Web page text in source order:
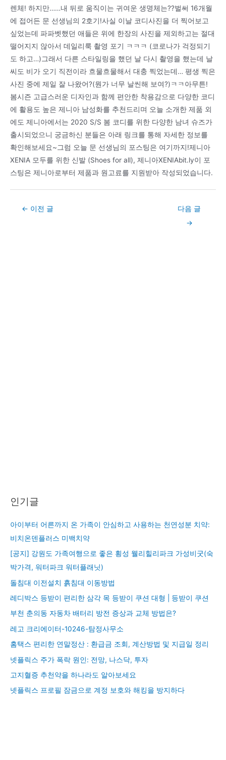
렌체! 하지만……내 뒤로 움직이는 귀여운 생명체는??벌써 16개월
에 접어든 문 선생님의 2호기!사실 이날 코디사진을 더 찍어보고
싶었는데 파파벳했던 애들은 위에 한장의 사진을 제외하고는 절대
떨어지지 않아서 데일리룩 촬영 포기 ㅋㅋㅋ (코로나가 걱정되기
도 하고…)그래서 다른 스타일링을 했던 날 다시 촬영을 했는데 날
씨도 비가 오기 직전이라 흐물흐물해서 대충 찍었는데… 평생 찍은
사진 중에 제일 잘 나왔어?(뭔가 너무 날씬해 보여?)ㅋㅋ아무튼!
봄시즌 고급스러운 디자인과 함께 편안한 착용감으로 다양한 코디
에 활용도 높은 제니아 남성화를 추천드리며 오늘 소개한 제품 외
에도 제니아에서는 2020 S/S 봄 코디를 위한 다양한 남녀 슈즈가
출시되었으니 궁금하신 분들은 아래 링크를 통해 자세한 정보를
확인해보세요~그럼 오늘 문 선생님의 포스팅은 여기까지!제니아
XENIA 모두를 위한 신발 (Shoes for all), 제니아XENIAbit.ly이 포
스팅은 제니아로부터 제품과 원고료를 지원받아 작성되었습니다.
Post← 이전 글
다음 글
→
인기글
아이부터 어른까지 온 가족이 안심하고 사용하는 천연성분 치약:
비치온덴플러스 미백치약
[공지] 강원도 가족여행으로 좋은 횡성 웰리힐리파크 가성비굿(숙
박가격, 워터파크 워터플래닛)
돌침대 이전설치 흙침대 이동방법
레디박스 등받이 편리한 삼각 목 등받이 쿠션 대형 | 등받이 쿠션
부천 춘의동 자동차 배터리 방전 증상과 교체 방법은?
레고 크리에이터-10246-탐정사무소
홈택스 편리한 연말정산 : 환급금 조회, 계산방법 및 지급일 정리
넷플릭스 주가 폭락 원인: 전망, 나스닥, 투자
고지혈증 추천약을 하나라도 알아보세요
넷플릭스 프로필 잠금으로 계정 보호와 해킹을 방지하다